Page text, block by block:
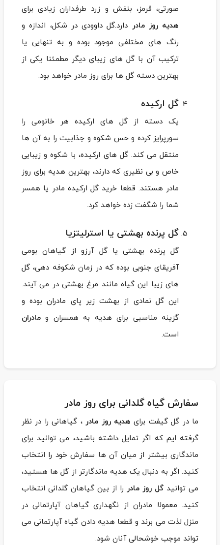
صورتی، قرمز، بنفش و زرد طرفداران زیادی برای
هدیه روز مادر دارد.گل داوودی در شکل، اندازه و
رنگ ‌های مختلفی موجود بوده و به تنهایی یا
ترکیب آن با گل ‌های زیبای دیگر مطمئنا یکی از
بهترین دسته گل ‌ها برای روز مادر خواهد بود.
گل ارکیده
یک دسته از گل های ارکیده هر خانومی را
سورپرایز کرده و حس شکوه و جذابیت را به آن ها
منتقل می کند. گل های ارکیده، با شکوه و زیبایی
خاص و بی نظیری که دارند، بهترین هدیه برای روز
مادر هستند. قطعا خرید گل ارکیده مادر یا همسر
شما را شگفت زده خواهد کرد.
گل پرنده بهشتی یا استرلیتزیا
گل پرنده بهشتی یا گل آرزو از گیاهان بومی
آفریقای جنوبی بوده که در زمان شکوفه دهی، گل
های زیبا این گیاه مانند مرغ بهشتی در می آیند.
این گل نمادی از بهشت زیر پای مادران بوده و
گزینه مناسبی برای هدیه به همسران و مادران
است.
سفارش گیاه گلدانی برای روز مادر
ما در گل گیفت برای هدیه روز مادر، گیاهانی را در نظر
گرفته ایم که اگر تمایل داشته باشید، می توانید برای
ماندگاری بیشتر از میان آن ها سفارش خود را انتخاب
کنید. اگر به دنبال یک هدیه ماندگارتر از گل ها هستید،
می توانید گل روز مادر را از بین گیاهان گلدانی انتخاب
کنید. معمولا مادران از نگهداری گیاهان آپارتمانی در
منزل لذت می ‌برند و قطعا هدیه دادن گیاه آپارتمانی می
‌تواند موجب خوشحالی آنان شود.